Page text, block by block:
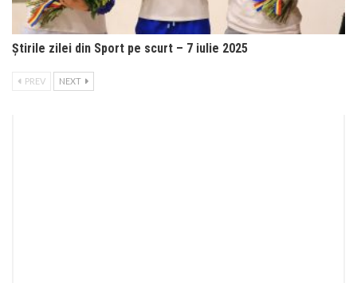
Știrile zilei din Sport pe scurt – 7 iulie 2025
PREV NEXT